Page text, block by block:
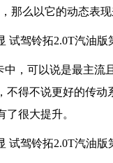
那么以它的动态表现
，可以说是最主流
得不说更好的传
很大提升。